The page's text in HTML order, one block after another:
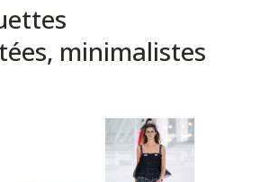
minimalistes